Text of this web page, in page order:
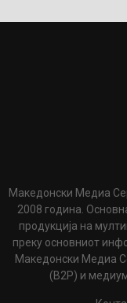
Македонски Медиа
2008 година.
продукција на
преку основниот
Македонски Медиа
(B2P) и